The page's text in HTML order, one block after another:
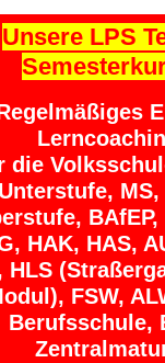
Unsere LPS
die
Unterstufe, MS,
BAfEP,
HAK, HAS,
HLS
FSW,
Berufsschule,